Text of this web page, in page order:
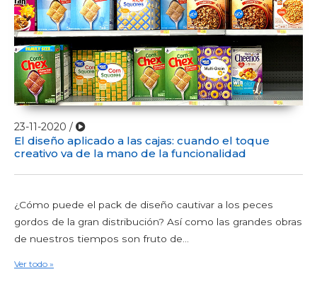
23-11-2020 /
El diseño aplicado a las cajas: cuando el toque
creativo va de la mano de la funcionalidad
¿Cómo puede el pack de diseño cautivar a los peces
gordos de la gran distribución? Así como las grandes obras
de nuestros tiempos son fruto de...
Ver todo »